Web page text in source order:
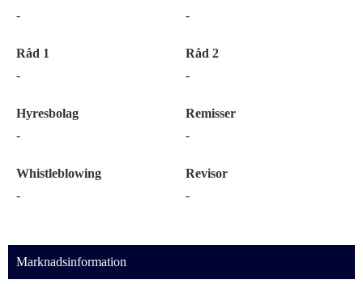
-
-
Råd 1
-
Råd 2
-
Hyresbolag
-
Remisser
-
Whistleblowing
-
Revisor
-
Marknadsinformation